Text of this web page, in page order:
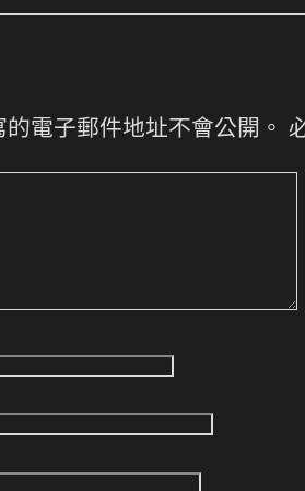
電子郵件地址不會公開。